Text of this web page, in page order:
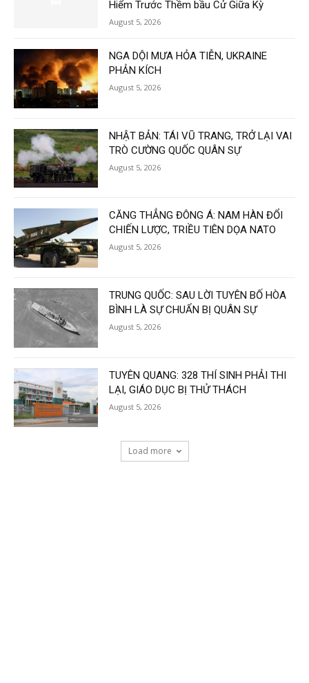
Hiểm Trước Thềm bầu Cử Giữa Kỳ
August 5, 2026
NGA DỘI MƯA HỎA TIỄN, UKRAINE
PHẢN KÍCH
August 5, 2026
NHẬT BẢN: TÁI VŨ TRANG, TRỞ LẠI VAI
TRÒ CƯỜNG QUỐC QUÂN SỰ
August 5, 2026
CĂNG THẲNG ĐÔNG Á: NAM HÀN ĐỔI
CHIẾN LƯỢC, TRIỀU TIÊN DỌA NATO
August 5, 2026
TRUNG QUỐC: SAU LỜI TUYÊN BỐ HÒA
BÌNH LÀ SỰ CHUẨN BỊ QUÂN SỰ
August 5, 2026
TUYÊN QUANG: 328 THÍ SINH PHẢI THI
LẠI, GIÁO DỤC BỊ THỬ THÁCH
August 5, 2026
Load more